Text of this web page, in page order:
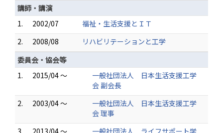
講師・講演
1.
2002/07
福祉・生活支援とＩＴ
2.
2008/08
リハビリテーションと工学
委員会・協会等
1.
2015/04 ～
一般社団法人 日本生活支援工学
会 副会長
2.
2003/04 ～
一般社団法人 日本生活支援工学
会 理事
3.
2013/04 ～ 一般社団法人 ライフサポート学